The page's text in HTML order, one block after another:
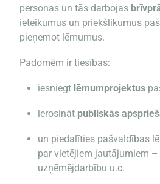
personas un tās darbojas
ieteikumus un priekšlikumus
pieņemot lēmumus.
Padomēm ir tiesības:
iesniegt lēmumprojektus
ierosināt publiskās
un piedalīties pašvaldības
par vietējiem jautājumiem
uzņēmējdarbību u.c.